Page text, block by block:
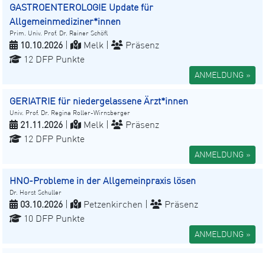
GASTROENTEROLOGIE Update für
Allgemeinmediziner*innen
Prim. Univ. Prof. Dr. Rainer Schöfl
10.10.2026 Melk |
Präsenz
12 DFP Punkte
ANMELDUNG »
GERIATRIE für niedergelassene Ärzt*innen
Univ. Prof. Dr. Regina Roller-Wirnsberger
21.11.2026 Melk |
Präsenz
12 DFP Punkte
ANMELDUNG »
HNO-Probleme in der Allgemeinpraxis lösen
Dr. Horst Schuller
03.10.2026 Petzenkirchen |
Präsenz
10 DFP Punkte
ANMELDUNG »